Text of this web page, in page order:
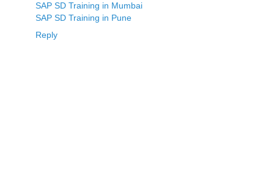
SAP SD Training in Mumbai
SAP SD Training in Pune
Reply